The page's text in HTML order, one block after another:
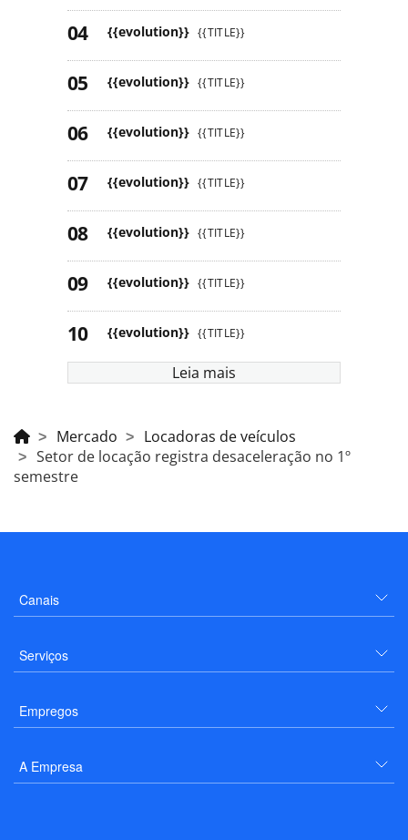
{{evolution}} {{TITLE}}
{{evolution}} {{TITLE}}
{{evolution}} {{TITLE}}
{{evolution}} {{TITLE}}
{{evolution}} {{TITLE}}
{{evolution}} {{TITLE}}
{{evolution}} {{TITLE}}
Leia mais
Mercado
Locadoras de veículos
Setor de locação registra desaceleração no 1º
semestre
Canais
Serviços
Empregos
A Empresa